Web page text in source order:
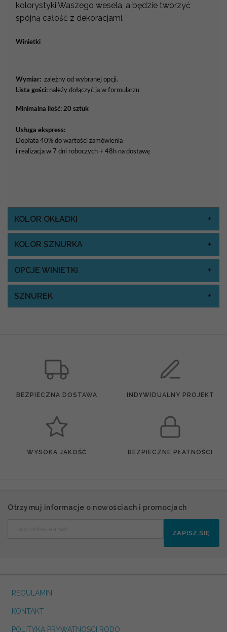
kolorystyki Waszego wesela, a będzie tworzyć
spójną całość z dekoracjami.
Winietki
Wymiar: zależny od wybranej opcji.
Lista gości: należy dołączyć ją w formularzu
Minimalna ilość: 20 sztuk
Usługa ekspress:
Dopłata 40% do wartości zamówienia
i realizacja w 7 dni roboczych + 48h na dostawę
KOLOR OKŁADKI
KOLOR SZNURKA
OPCJE WINIETKI
SZNUREK
BEZPIECZNA DOSTAWA INDYWIDUALNY PROJEKT
WYSOKA JAKOŚĆ BEZPIECZNE PŁATNOŚCI
Otrzymuj informacje o nowościach i promocjach
ZAPISZ SIĘ
REGULAMIN
KONTAKT
POLITYKA PRYWATNOSCI RODO